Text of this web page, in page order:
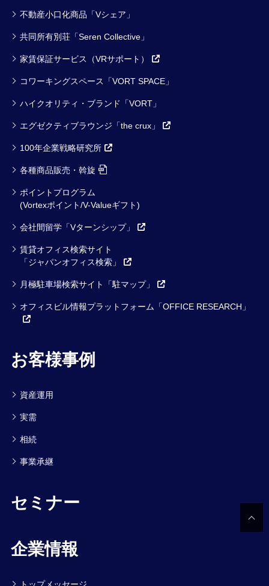
不動産小口化商品「Vシェア」
共同所有別荘「Seren Collective」
家賃保証サービス（VRサポート）
コワーキングスペース「VORT SPACE」
ハイクオリティ・ブランド「VORT」
エグゼクティブラウンジ「the crux」
100年企業戦略研究所
各種商品販売・斡旋
ポイントプログラム
(Vortexポイント/V-Valueギフト)
会社間留学「Vターンシップ」
賃貸オフィス検索サイト
「ジャパンオフィス検索」
月極駐車場検索サイト「駐マップ」
オフィスビル情報プラットフォーム「OFFICE RESEARCH」
お客様事例
資産運用
実需
相続
事業承継
セミナー
企業情報